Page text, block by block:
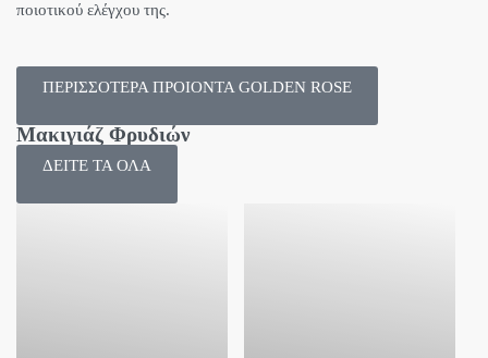
ποιοτικού ελέγχου της.
ΠΕΡΙΣΣΟΤΕΡΑ ΠΡΟΙΟΝΤΑ GOLDEN ROSE
Μακιγιάζ Φρυδιών
ΔΕΙΤΕ ΤΑ ΟΛΑ